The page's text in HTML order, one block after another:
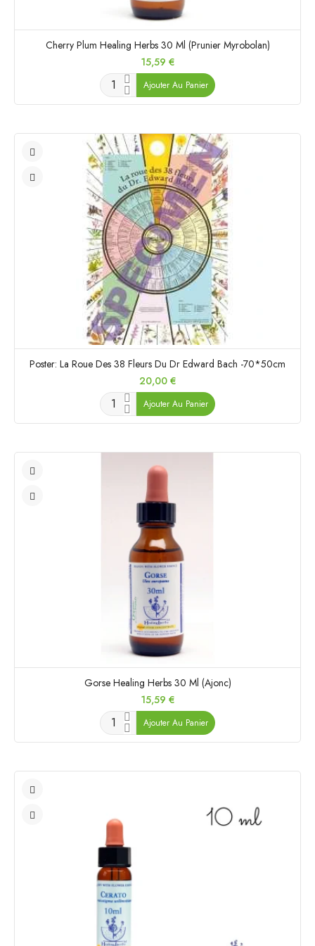
Cherry Plum Healing Herbs 30 Ml (Prunier Myrobolan)
Prix
15,59 €
Ajouter Au Panier
Poster: La Roue Des 38 Fleurs Du Dr Edward Bach -70*50cm
Prix
20,00 €
Ajouter Au Panier
Gorse Healing Herbs 30 Ml (Ajonc)
Prix
15,59 €
Ajouter Au Panier